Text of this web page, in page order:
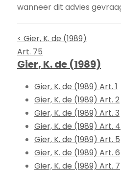
wanneer dit advies
< Gier, K. de (1989)
Art. 75
Gier, K. de (1989)
Gier, K. de (1989) Art. 1
Gier, K. de (1989) Art. 2
Gier, K. de (1989) Art. 3
Gier, K. de (1989) Art. 4
Gier, K. de (1989) Art. 5
Gier, K. de (1989) Art. 6
Gier, K. de (1989) Art. 7